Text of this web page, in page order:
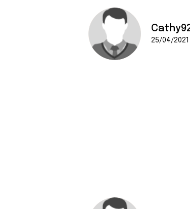
25/04/2021